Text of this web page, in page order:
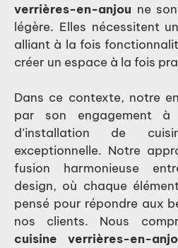
verrières-en-anjou ne
légère. Elles nécessitent
alliant à la fois
créer un espace à la fois
Dans ce contexte, notre
par son engagement
d’installation de
exceptionnelle. Notre
fusion harmonieuse
design, où chaque
pensé pour répondre aux
nos clients. Nous
cuisine verrières-en-